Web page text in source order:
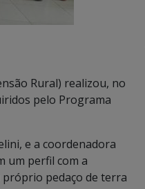
Rural) realizou, no
pelo Programa
e a coordenadora
um perfil com a
pedaço de terra